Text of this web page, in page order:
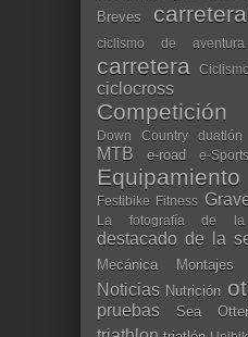
Breves carretera
ciclismo de aventura
carretera
ciclocross
Competición
Down Country duatlón
MTB
e-road e-Sports
Equipamiento
Festibike Fitness
La fotografía de la
destacado de la
Mecánica
Noticias Nutrición
pruebas Sea